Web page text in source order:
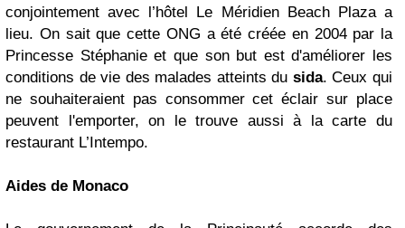
conjointement avec l’hôtel Le Méridien Beach Plaza a
lieu. On sait que cette ONG a été créée en 2004 par la
Princesse Stéphanie et que son but est d'améliorer les
conditions de vie des malades atteints du sida. Ceux qui
ne souhaiteraient pas consommer cet éclair sur place
peuvent l'emporter, on le trouve aussi à la carte du
restaurant L’Intempo.
Aides de Monaco